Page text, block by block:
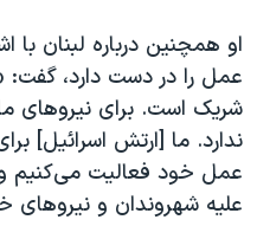
او همچنین درباره لبنان با
عمل را در دست دارد، گفت:
شریک است. برای نیروهای
ندارد. ما [ارتش اسرائیل]
عمل خود فعالیت می‌کنیم
علیه شهروندان و نیروهای